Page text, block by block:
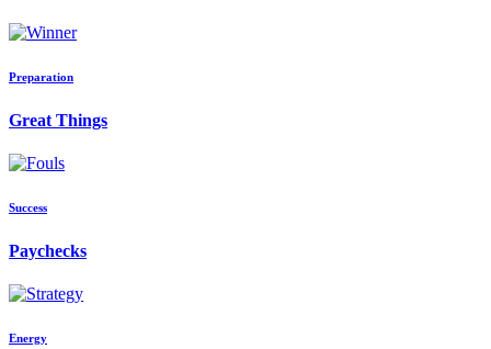
Preparation
Great Things
Success
Paychecks
Energy